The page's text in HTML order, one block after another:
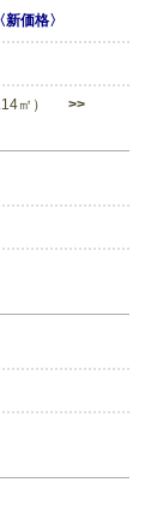
〈新価格〉
㎡） >>